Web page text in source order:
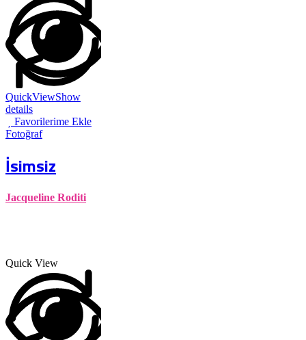
QuickViewShow
details
Favorilerime Ekle
Fotoğraf
İsimsiz
Jacqueline Roditi
Quick View